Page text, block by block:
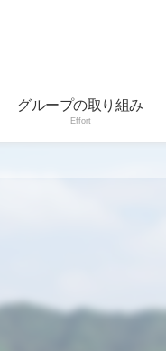
グループの取り組み
Effort